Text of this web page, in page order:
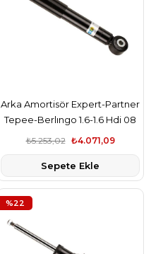
Arka Amortisör Expert-Partner
Tepee-Berlıngo 1.6-1.6 Hdi 08
₺4.071,09
₺5.253,02
Sepete Ekle
%22